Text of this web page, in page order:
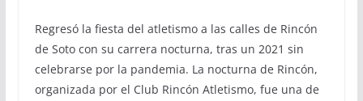
Regresó la fiesta del atletismo a las calles de Rincón
de Soto con su carrera nocturna, tras un 2021 sin
celebrarse por la pandemia. La nocturna de Rincón,
organizada por el Club Rincón Atletismo, fue una de